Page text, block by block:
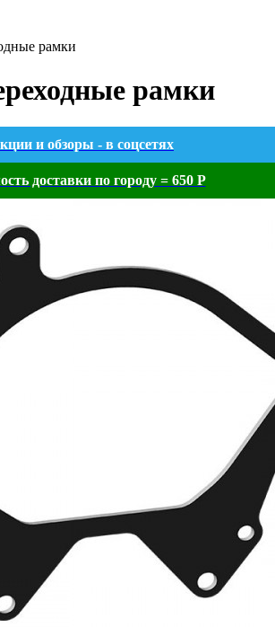
рамки
рамки
и обзоры - в соцсетях
доставки по городу = 650 Р